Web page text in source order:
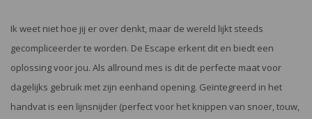
Ik weet niet hoe jij er over denkt, maar de wereld lijkt steeds
gecompliceerder te worden. De Escape erkent dit en biedt een
oplossing voor jou. Als allround mes is dit de perfecte maat voor
dagelijks gebruik met zijn eenhand opening. Geïntegreerd in het
handvat is een lijnsnijder (perfect voor het knippen van snoer, touw,